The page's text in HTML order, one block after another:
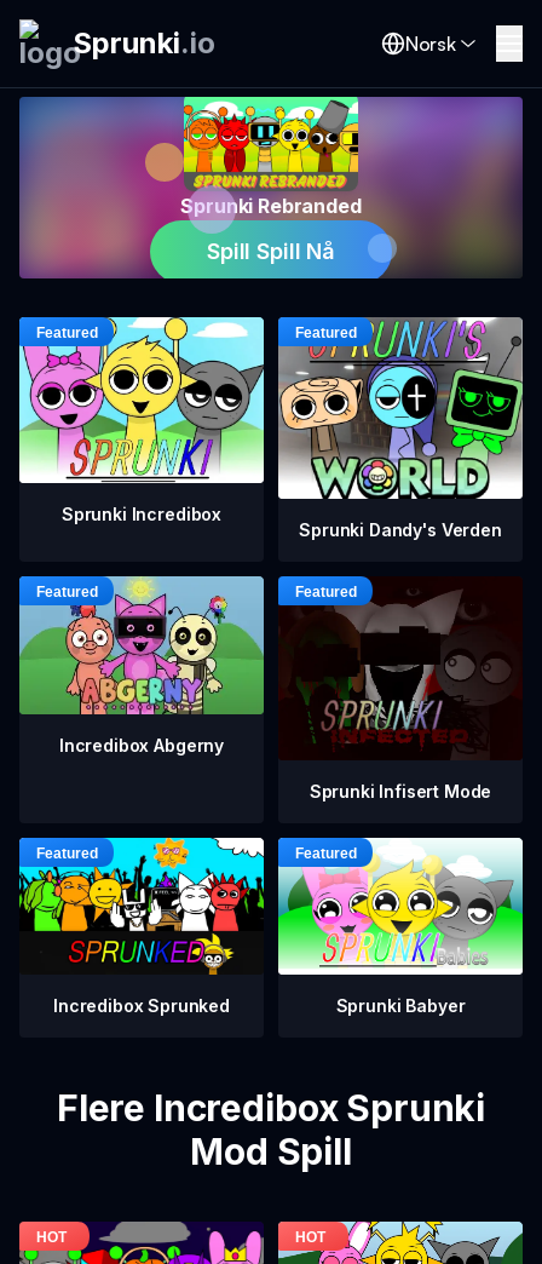
Sprunki.io Norsk
Sprunki Rebranded
Spill Spill Nå
Sprunki Incredibox
Sprunki Dandy's Verden
Incredibox Abgerny
Sprunki Infisert Mode
Incredibox Sprunked Sprunki Babyer
Flere Incredibox Sprunki
Mod Spill